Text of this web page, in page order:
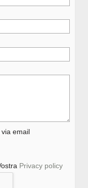
email
Privacy policy